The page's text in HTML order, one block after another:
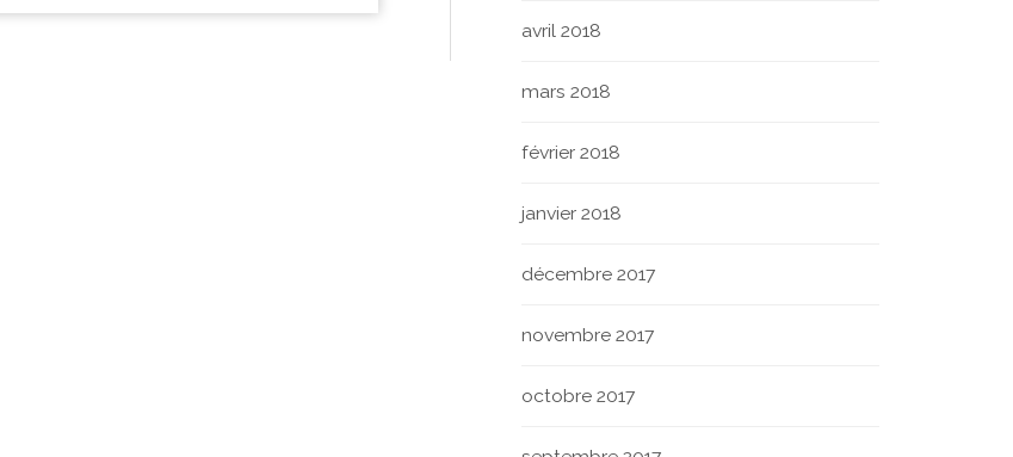
avril 2018
mars 2018
février 2018
janvier 2018
décembre 2017
novembre 2017
octobre 2017